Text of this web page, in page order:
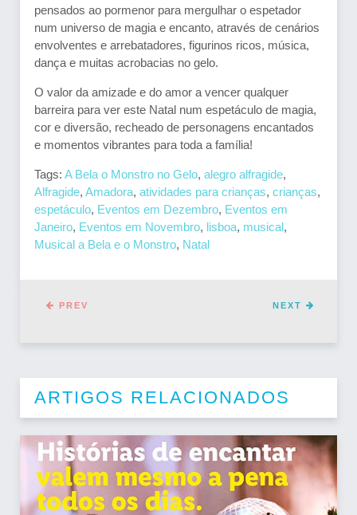
pensados ao pormenor para mergulhar o espetador
num universo de magia e encanto, através de cenários
envolventes e arrebatadores, figurinos ricos, música,
dança e muitas acrobacias no gelo.
O valor da amizade e do amor a vencer qualquer
barreira para ver este Natal num espetáculo de magia,
cor e diversão, recheado de personagens encantados
e momentos vibrantes para toda a família!
Tags: A Bela o Monstro no Gelo, alegro alfragide,
Alfragide, Amadora, atividades para crianças, crianças,
espetáculo, Eventos em Dezembro, Eventos em
Janeiro, Eventos em Novembro, lisboa, musical,
Musical a Bela e o Monstro, Natal
NEXT
PREV
ARTIGOS RELACIONADOS